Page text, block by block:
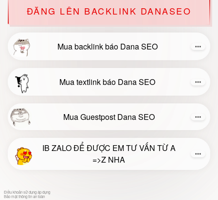
ĐĂNG LÊN BACKLINK DANASEO
Mua backlink báo Dana SEO
Mua textlink báo Dana SEO
Mua Guestpost Dana SEO
IB ZALO ĐỂ ĐƯỢC EM TƯ VẤN TỪ A
=>Z NHA
Điều khoản sử dụng áp dụng
Bảo mật thông tin an toàn